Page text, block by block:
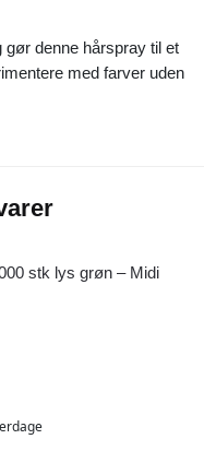
denne hårspray til et
med farver uden
stk lys grøn – Midi